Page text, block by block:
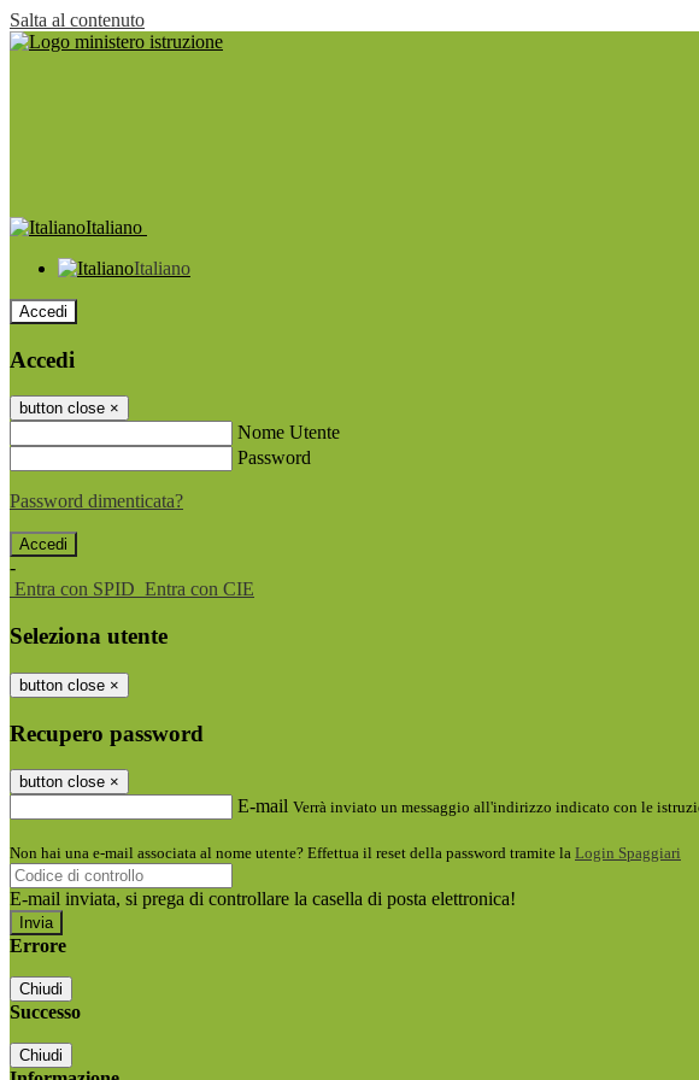
Salta al contenuto
Italiano
Italiano
Accedi
Accedi
button close ×
Nome Utente
Password
Password dimenticata?
-
Entra con SPID Entra con CIE
Seleziona utente
button close ×
Recupero password
button close ×
E-mail Verrà inviato un messaggio all'indirizzo indicato con le
Non hai una e-mail associata al nome utente? Effettua il reset della password tramite la Login Spaggiari
E-mail inviata, si prega di controllare la casella di posta elettronica!
Errore
Chiudi
Successo
Chiudi